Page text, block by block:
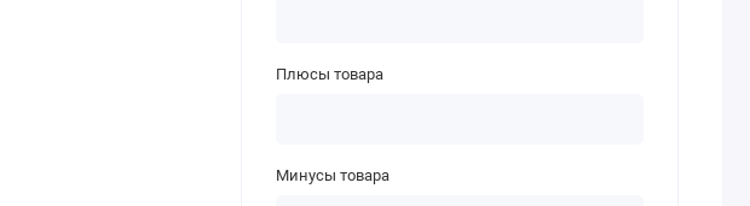
Плюсы товара
Минусы товара